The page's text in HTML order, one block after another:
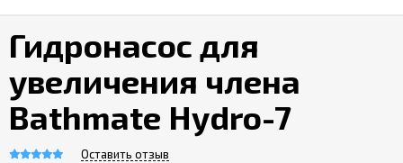
Гидронасос для
увеличения члена
Bathmate Hydro-7
Оставить отзыв